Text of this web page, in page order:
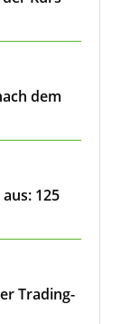
dem
125
Trading-